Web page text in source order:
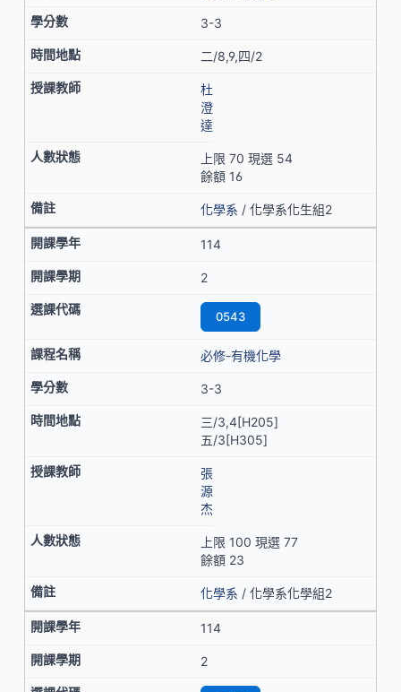
3-3
二/8,9,四/2
杜
澄
達
上限 70 現選 54
餘額 16
化學系 / 化學系化生組2
114
2
0543
必修-有機化學
3-3
三/3,4[H205]
五/3[H305]
張
源
杰
上限 100 現選 77
餘額 23
化學系 / 化學系化學組2
114
2